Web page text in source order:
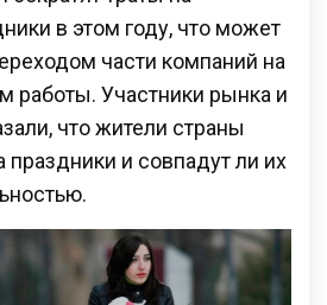
в этом году, что может
части компаний на
работы. Участники рынка и
что жители страны
праздники и совпадут ли их